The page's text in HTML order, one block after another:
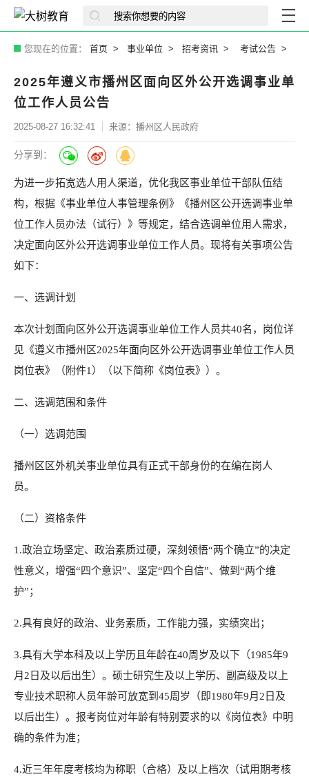
您现在的位置： 首页 事业单位 招考资讯 考试公告
2025年遵义市播州区面向区外公开选调事业单
位工作人员公告
2025-08-27 16:32:41 来源：播州区人民政府
分享到：
为进一步拓宽选人用人渠道，优化我区事业单位干部队伍结
构，根据《事业单位人事管理条例》《播州区公开选调事业单
位工作人员办法（试行）》等规定，结合选调单位用人需求，
决定面向区外公开选调事业单位工作人员。现将有关事项公告
如下：
一、选调计划
本次计划面向区外公开选调事业单位工作人员共40名，岗位详
见《遵义市播州区2025年面向区外公开选调事业单位工作人员
岗位表》（附件1）（以下简称《岗位表》）。
二、选调范围和条件
（一）选调范围
播州区区外机关事业单位具有正式干部身份的在编在岗人
员。
（二）资格条件
1.政治立场坚定、政治素质过硬，深刻领悟“两个确立”的决定
性意义，增强“四个意识”、坚定“四个自信”、做到“两个维
护”；
2.具有良好的政治、业务素质，工作能力强，实绩突出；
3.具有大学本科及以上学历且年龄在40周岁及以下（1985年9
月2日及以后出生）。硕士研究生及以上学历、副高级及以上
专业技术职称人员年龄可放宽到45周岁（即1980年9月2日及
以后出生）。报考岗位对年龄有特别要求的以《岗位表》中明
确的条件为准；
4.近三年年度考核均为称职（合格）及以上档次（试用期考核